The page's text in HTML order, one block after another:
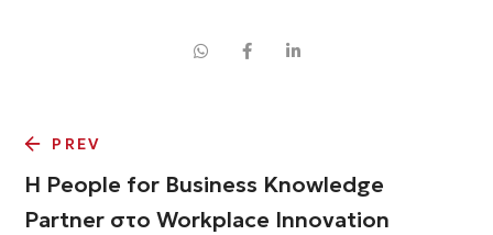
PREV
Η People for Business Knowledge
Partner στο Workplace Innovation